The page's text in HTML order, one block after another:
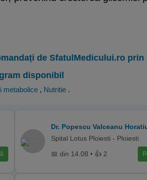
de SfatulMedicului.ro
disponibil
metabolice , Nutritie .
Dr. Popescu Valceanu
Spital Lotus Ploiesti - Ploiesti
📅 din 14.08 • 👍 2